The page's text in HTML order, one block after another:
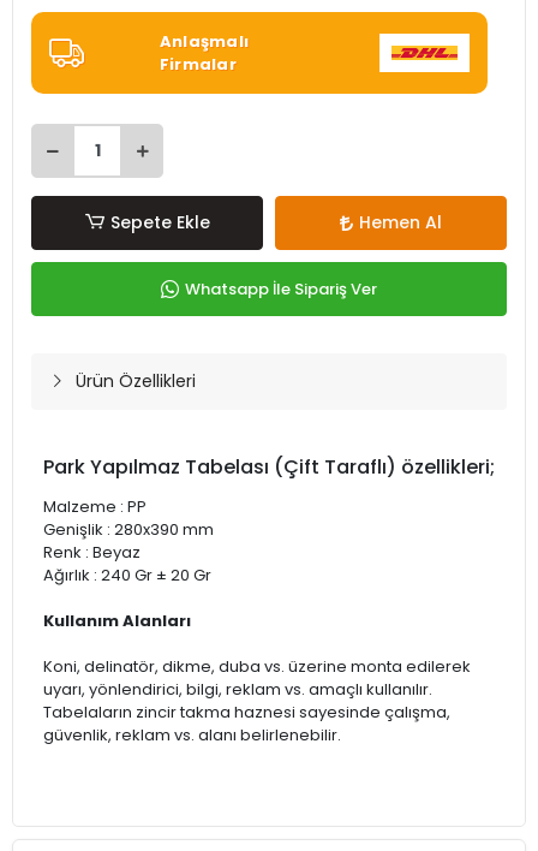
Anlaşmalı
Firmalar
Sepete Ekle Hemen Al
Whatsapp İle Sipariş Ver
Ürün Özellikleri
Park Yapılmaz Tabelası (Çift Taraflı) özellikleri;
Malzeme : PP
Genişlik : 280x390 mm
Renk : Beyaz
Ağırlık : 240 Gr ± 20 Gr
Kullanım Alanları
Koni, delinatör, dikme, duba vs. üzerine monta edilerek
uyarı, yönlendirici, bilgi, reklam vs. amaçlı kullanılır.
Tabelaların zincir takma haznesi sayesinde çalışma,
güvenlik, reklam vs. alanı belirlenebilir.